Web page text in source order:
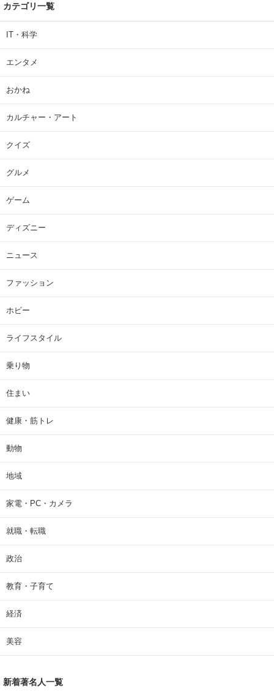
カテゴリ一覧
IT・科学
エンタメ
おかね
カルチャー・アート
クイズ
グルメ
ゲーム
ディズニー
ニュース
ファッション
ホビー
ライフスタイル
乗り物
住まい
健康・筋トレ
動物
地域
家電・PC・カメラ
就職・転職
政治
教育・子育て
経済
美容
新着著名人一覧